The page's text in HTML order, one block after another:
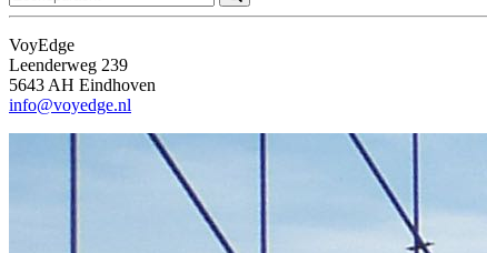
VoyEdge
Leenderweg 239
5643 AH Eindhoven
info@voyedge.nl